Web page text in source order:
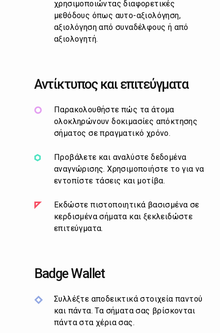
χρησιμοποιώντας διαφορετικές
μεθόδους όπως αυτο-αξιολόγηση,
αξιολόγηση από συναδέλφους ή από
αξιολογητή.
Αντίκτυπος και επιτεύγματα
Παρακολουθήστε πώς τα άτομα
ολοκληρώνουν δοκιμασίες απόκτησης
σήματος σε πραγματικό χρόνο.
Προβάλετε και αναλύστε δεδομένα
αναγνώρισης. Χρησιμοποιήστε το για να
εντοπίστε τάσεις και μοτίβα.
Εκδώστε πιστοποιητικά βασισμένα σε
κερδισμένα σήματα και ξεκλειδώστε
επιτεύγματα.
Badge Wallet
Συλλέξτε αποδεικτικά στοιχεία παντού
και πάντα. Τα σήματα σας βρίσκονται
πάντα στα χέρια σας.